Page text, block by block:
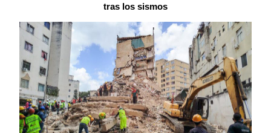
tras los sismos